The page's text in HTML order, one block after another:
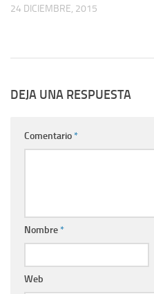
24 DICIEMBRE, 2015
DEJA UNA RESPUESTA
Comentario*
Nombre*
Web